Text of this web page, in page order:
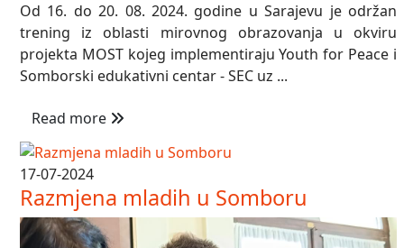
Od 16. do 20. 08. 2024. godine u Sarajevu je održan
trening iz oblasti mirovnog obrazovanja u okviru
projekta MOST kojeg implementiraju Youth for Peace i
Somborski edukativni centar - SEC uz ...
Read more
17-07-2024
Razmjena mladih u Somboru